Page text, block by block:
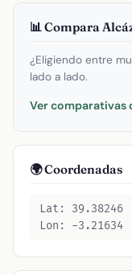
📊 Compara
¿Eligiendo entre
lado a lado.
Ver comparativas
🌍 Coordenadas
Lat: 39.38246
Lon: -3.21634